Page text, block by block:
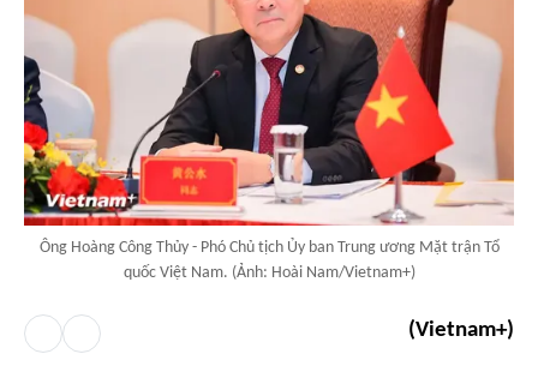
Ông Hoàng Công Thủy - Phó Chủ tịch Ủy ban Trung ương Mặt trận Tổ
quốc Việt Nam. (Ảnh: Hoài Nam/Vietnam+)
(Vietnam+)